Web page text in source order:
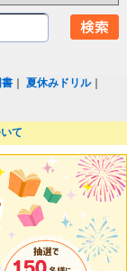
｜夏休みドリル｜
て